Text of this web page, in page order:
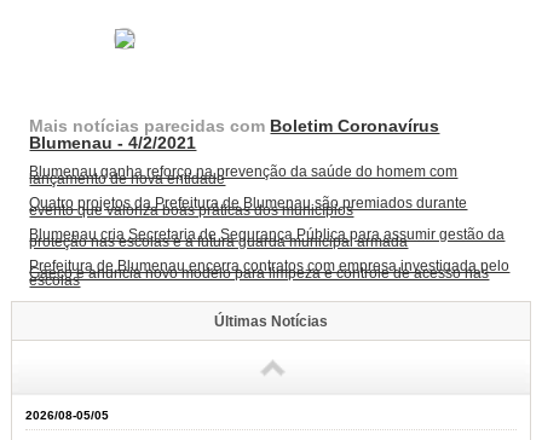
Mais notícias parecidas com Boletim Coronavírus
Blumenau - 4/2/2021
Blumenau ganha reforço na prevenção da saúde do homem com
lançamento de nova entidade
Quatro projetos da Prefeitura de Blumenau são premiados durante
evento que valoriza boas práticas dos municípios
Blumenau cria Secretaria de Segurança Pública para assumir gestão da
proteção nas escolas e a futura guarda municipal armada
Prefeitura de Blumenau encerra contratos com empresa investigada pelo
Gaeco e anuncia novo modelo para limpeza e controle de acesso nas
escolas
Últimas Notícias
2026/08-05/05